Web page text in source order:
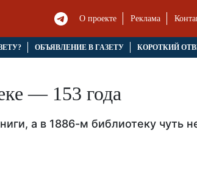
О проекте Реклама
ОБЪЯВЛЕНИЕ В ГАЗЕТУ КОРОТКИЙ
— 153 года
а в 1886-м библиотеку чуть